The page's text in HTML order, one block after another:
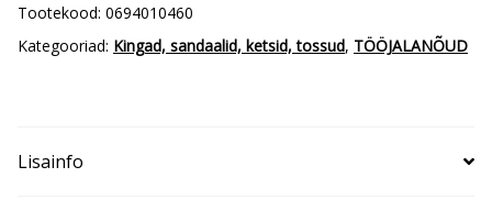
Tootekood: 0694010460
Kategooriad: Kingad, sandaalid, ketsid, tossud, TÖÖJALANÕUD
Lisainfo